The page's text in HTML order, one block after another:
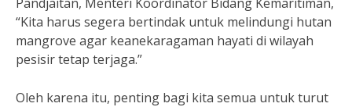
“Kita harus segera bertindak untuk melindungi hutan
mangrove agar keanekaragaman hayati di wilayah
pesisir tetap terjaga.”
Oleh karena itu, penting bagi kita semua untuk turut